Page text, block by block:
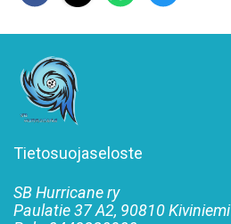
Tietosuojaseloste
SB Hurricane ry
Paulatie 37 A2, 90810 Kiviniemi